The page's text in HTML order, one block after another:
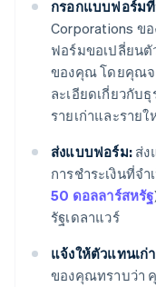
กรอกแบบฟอร์มที่
Corporations ข
ฟอร์มขอเปลี่ยน
ของคุณ โดยคุณจ
ละเอียดเกี่ยวกั
รายเก่าและรายใ
ส่งแบบฟอร์ม: ส่
การชำระเงินที่จ
50 ดอลลาร์สหรัฐ
รัฐเดลาแวร์
แจ้งให้ตัวแทนเ
ของคุณทราบว่า